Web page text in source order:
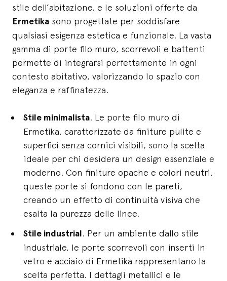
stile dell’abitazione, e le soluzioni offerte da
Ermetika sono progettate per soddisfare
qualsiasi esigenza estetica e funzionale. La vasta
gamma di porte filo muro, scorrevoli e battenti
permette di integrarsi perfettamente in ogni
contesto abitativo, valorizzando lo spazio con
eleganza e raffinatezza.
Stile minimalista. Le porte filo muro di
Ermetika, caratterizzate da finiture pulite e
superfici senza cornici visibili, sono la scelta
ideale per chi desidera un design essenziale e
moderno. Con finiture opache e colori neutri,
queste porte si fondono con le pareti,
creando un effetto di continuità visiva che
esalta la purezza delle linee.
Stile industrial. Per un ambiente dallo stile
industriale, le porte scorrevoli con inserti in
vetro e acciaio di Ermetika rappresentano la
scelta perfetta. I dettagli metallici e le